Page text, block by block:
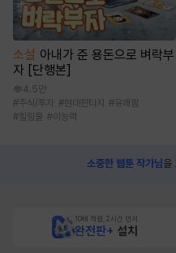
소설 아내가 준 용돈으로 벼락부
자 [단행본]
4.5만
#주식/투자 #현대판타지 #유쾌함
# 힐링물 #이능력
소중한 웹툰 작가님을
10배 적립, 2시간 먼저
완전판+ 설치